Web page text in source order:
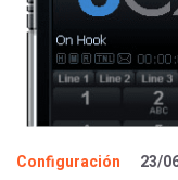
Configuración 23/